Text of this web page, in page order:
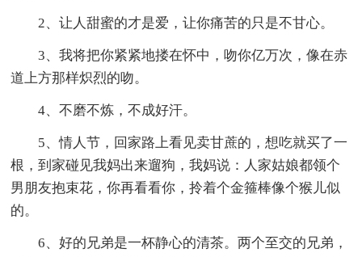
2、让人甜蜜的才是爱，让你痛苦的只是不甘心。
3、我将把你紧紧地搂在怀中，吻你亿万次，像在赤
道上方那样炽烈的吻。
4、不磨不炼，不成好汗。
5、情人节，回家路上看见卖甘蔗的，想吃就买了一
根，到家碰见我妈出来遛狗，我妈说：人家姑娘都领个
男朋友抱束花，你再看看你，拎着个金箍棒像个猴儿似
的。
6、好的兄弟是一杯静心的清茶。两个至交的兄弟，